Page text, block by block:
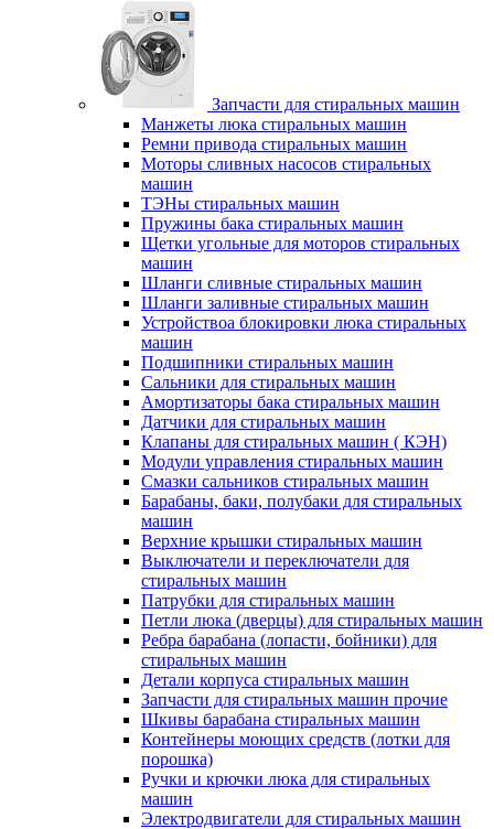
Запчасти для стиральных машин
Манжеты люка стиральных машин
Ремни привода стиральных машин
Моторы сливных насосов стиральных
машин
ТЭНы стиральных машин
Пружины бака стиральных машин
Щетки угольные для моторов стиральных
машин
Шланги сливные стиральных машин
Шланги заливные стиральных машин
Устройствоа блокировки люка стиральных
машин
Подшипники стиральных машин
Сальники для стиральных машин
Амортизаторы бака стиральных машин
Датчики для стиральных машин
Клапаны для стиральных машин ( КЭН)
Модули управления стиральных машин
Смазки сальников стиральных машин
Барабаны, баки, полубаки для стиральных
машин
Верхние крышки стиральных машин
Выключатели и переключатели для
стиральных машин
Патрубки для стиральных машин
Петли люка (дверцы) для стиральных машин
Ребра барабана (лопасти, бойники) для
стиральных машин
Детали корпуса стиральных машин
Запчасти для стиральных машин прочие
Шкивы барабана стиральных машин
Контейнеры моющих средств (лотки для
порошка)
Ручки и крючки люка для стиральных
машин
Электродвигатели для стиральных машин